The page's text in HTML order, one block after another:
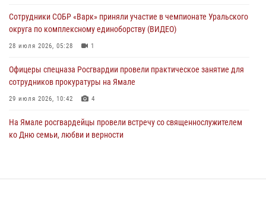
27 июля 2026, 09:04
Сотрудники СОБР «Варк» приняли участие в чемпионате Уральского
округа по комплексному единоборству (ВИДЕО)
28 июля 2026, 05:28 1
Офицеры спецназа Росгвардии провели практическое занятие для
сотрудников прокуратуры на Ямале
29 июля 2026, 10:42 4
На Ямале росгвардейцы провели встречу со священнослужителем
ко Дню семьи, любви и верности